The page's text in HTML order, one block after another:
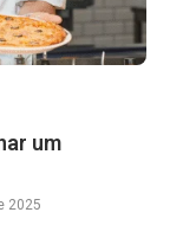
um
2025